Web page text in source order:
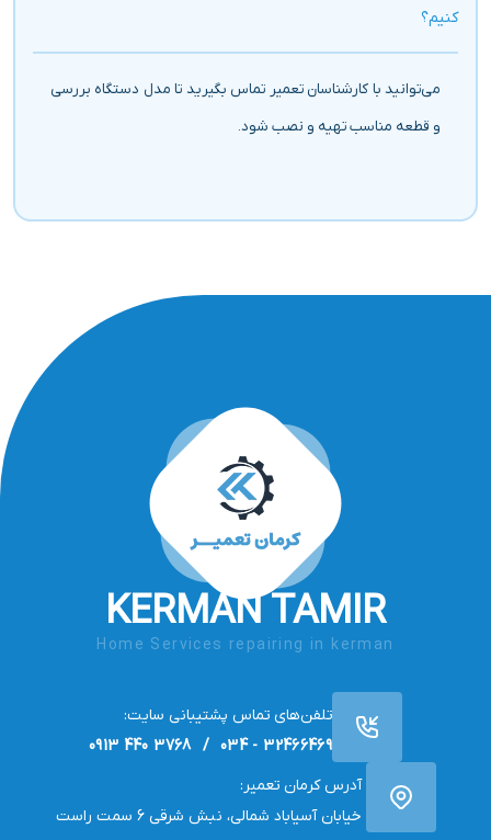
کنیم؟
می‌توانید با کارشناسان تعمیر تماس بگیرید تا مدل دستگاه بررسی
و قطعه مناسب تهیه و نصب شود.
KERMAN TAMIR
Home Services repairing in kerman
تلفن‌های تماس پشتیبانی سایت:
32466469 - 034 / 3768 440 0913
آدرس کرمان تعمیر:
خیابان آسیاباد شمالی، نبش شرقی 6 سمت راست